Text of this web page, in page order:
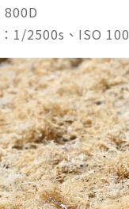
800D
1/2500s、ISO 100